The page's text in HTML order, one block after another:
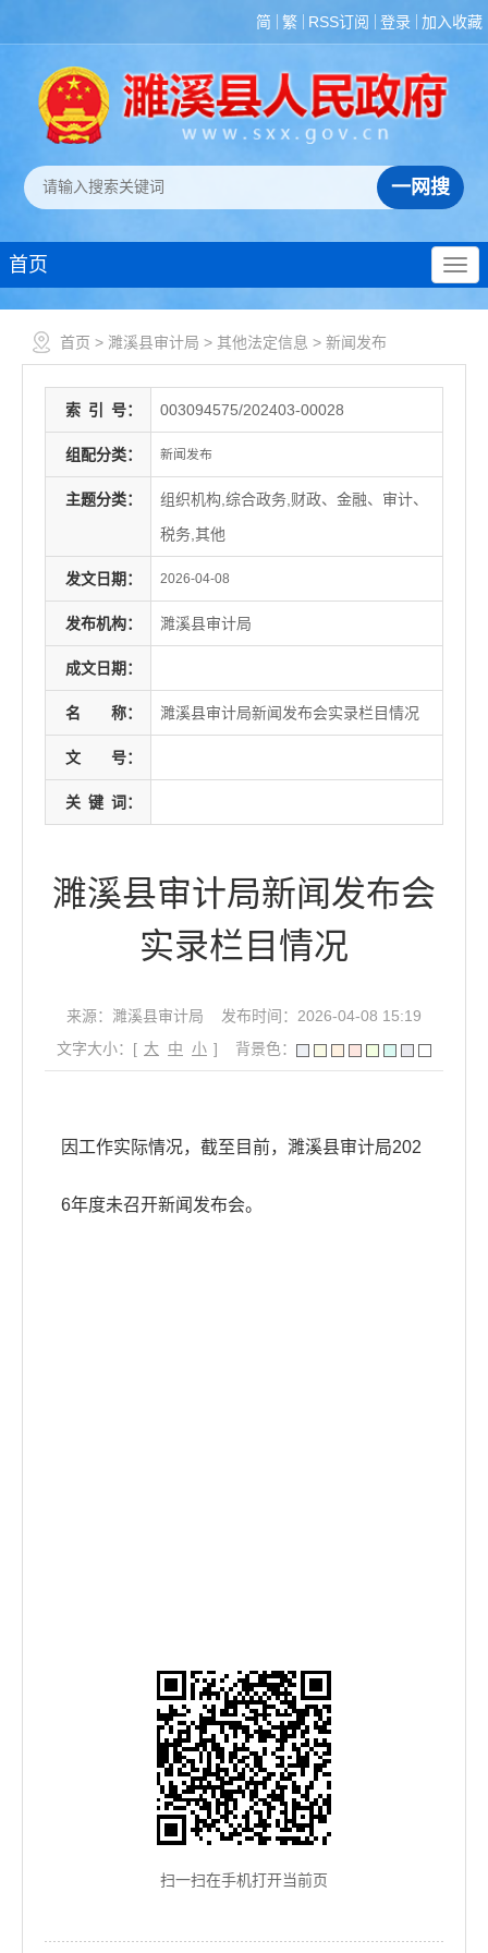
简 繁 RSS订阅 登录 加入收藏
首页
首页 > 濉溪县审计局 > 其他法定信息 > 新闻发布
索 引 号： 003094575/202403-00028
组配分类： 新闻发布
主题分类：
组织机构,综合政务,财政、金融、审计、
税务,其他
发文日期： 2026-04-08
发布机构： 濉溪县审计局
成文日期：
名 称： 濉溪县审计局新闻发布会实录栏目情况
文 号：
关 键 词：
濉溪县审计局新闻发布会
实录栏目情况
来源：濉溪县审计局
发布时间：2026-04-08 15:19
文字大小：[ 大 中 小 ] 背景色：
因工作实际情况，截至目前，濉溪县审计局202
6年度未召开新闻发布会。
扫一扫在手机打开当前页